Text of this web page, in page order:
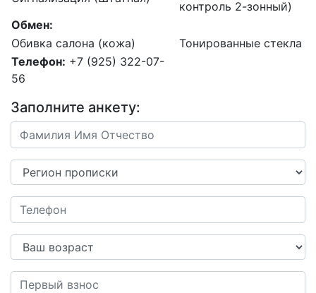
контроль 2-зонный)
Обмен:
Обивка салона (кожа)
Тонированные стекла
Телефон: +7 (925) 322-07-
56
Заполните анкету: